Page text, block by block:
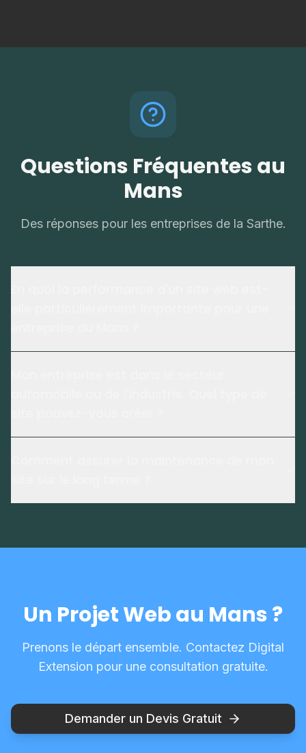
Questions Fréquentes au
Mans
Des réponses pour les entreprises de la Sarthe.
Un Projet Web au Mans ?
Prenons le départ ensemble. Contactez Digital
Extension pour une consultation gratuite.
Demander un Devis Gratuit